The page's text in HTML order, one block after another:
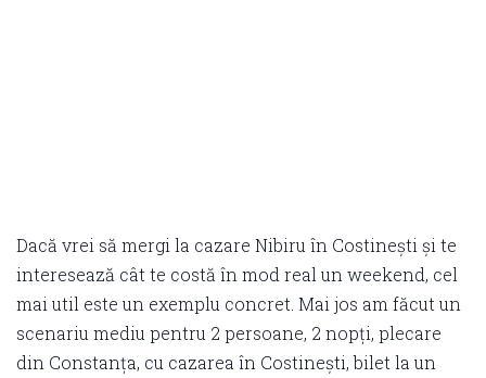
Dacă vrei să mergi la cazare Nibiru în Costinești și te
interesează cât te costă în mod real un weekend, cel
mai util este un exemplu concret. Mai jos am făcut un
scenariu mediu pentru 2 persoane, 2 nopți, plecare
din Constanța, cu cazarea în Costinești, bilet la un